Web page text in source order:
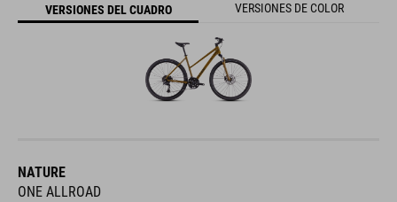
VERSIONES DEL CUADRO VERSIONES DE COLOR
NATURE
ONE ALLROAD